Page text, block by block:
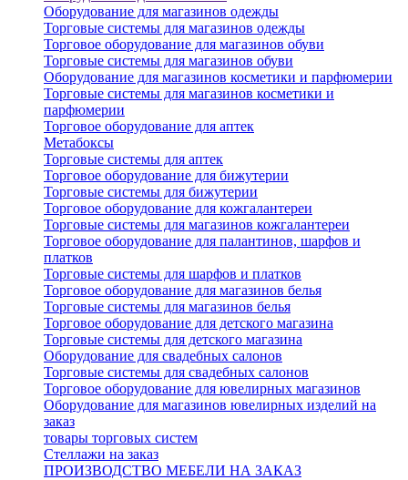
Оборудование для магазинов одежды
Торговые системы для магазинов одежды
Торговое оборудование для магазинов обуви
Торговые системы для магазинов обуви
Оборудование для магазинов косметики и парфюмерии
Торговые системы для магазинов косметики и
парфюмерии
Торговое оборудование для аптек
Метабоксы
Торговые системы для аптек
Торговое оборудование для бижутерии
Торговые системы для бижутерии
Торговое оборудование для кожгалантереи
Торговые системы для магазинов кожгалантереи
Торговое оборудование для палантинов, шарфов и
платков
Торговые системы для шарфов и платков
Торговое оборудование для магазинов белья
Торговые системы для магазинов белья
Торговое оборудование для детского магазина
Торговые системы для детского магазина
Оборудование для свадебных салонов
Торговые системы для свадебных салонов
Торговое оборудование для ювелирных магазинов
Оборудование для магазинов ювелирных изделий на
заказ
товары торговых систем
Стеллажи на заказ
ПРОИЗВОДСТВО МЕБЕЛИ НА ЗАКАЗ